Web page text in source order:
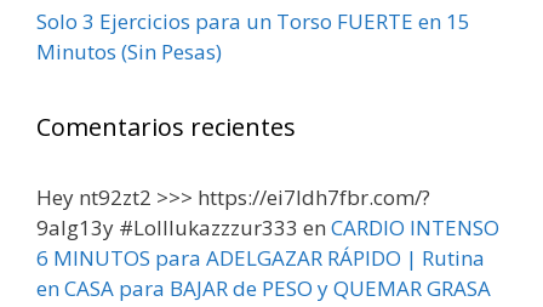
Solo 3 Ejercicios para un Torso FUERTE en 15
Minutos (Sin Pesas)
Comentarios recientes
Hey nt92zt2 >>> https://ei7ldh7fbr.com/?
9alg13y #Lolllukazzzur333 en CARDIO INTENSO
6 MINUTOS para ADELGAZAR RÁPIDO | Rutina
en CASA para BAJAR de PESO y QUEMAR GRASA